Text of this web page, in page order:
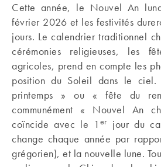
Cette année, le Nouvel An
février 2026 et les festivités
jours. Le calendrier traditionnel
cérémonies religieuses, les
agricoles, prend en compte les
position du Soleil dans le
printemps » ou « fête du
communément « Nouvel An
coïncide avec le 1 er
jour du
change chaque année par
grégorien), et la nouvelle lune.